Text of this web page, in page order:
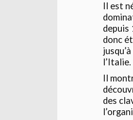
Il est
depuis
donc
l’Italie.
Il
des